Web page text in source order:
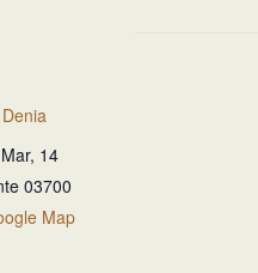
14
03700
Map